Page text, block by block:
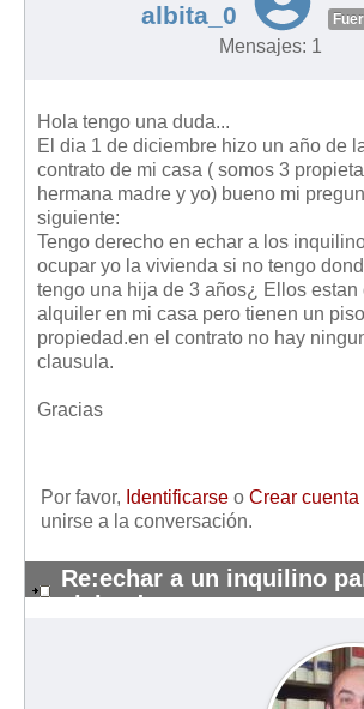
Requerimientos y comunicaciones
Legislación sobre la Comunidad de
Legislación sobre Adquisición de
Legislación de interés práctico
Diccionario
Usuario
Entrar / Salir
albita_0
Mensajes: 1
Hola tengo una duda...
El dia 1 de diciembre hizo un año de
contrato de mi casa ( somos 3
hermana madre y yo) bueno mi
siguiente:
Tengo derecho en echar a los
ocupar yo la vivienda si no tengo
tengo una hija de 3 años¿ Ellos estan
alquiler en mi casa pero tienen un
propiedad.en el contrato no hay
clausula.
Gracias
Por favor, Identificarse o Crear cuenta
unirse a la conversación.
Re:echar a un inquilino
vivienda